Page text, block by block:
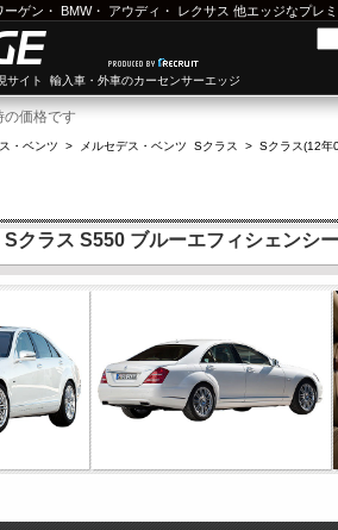
ーゲン ・ BMW・ アウディ ・ レクサス 他エッジなプレ
サイト 輸入車・外車のカーセンサーエッジ
の価格です
・ベンツ > メルセデス・ベンツ Sクラス > Sクラス(12年
Sクラス S550 ブルーエフィシェンシ